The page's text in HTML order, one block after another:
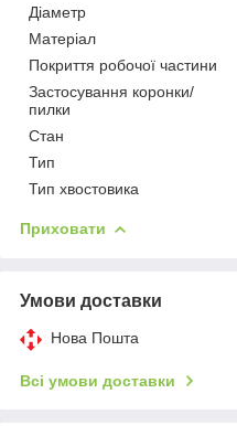
Діаметр
Матеріал
Покриття робочої частини
Застосування коронки/
пилки
Стан
Тип
Тип хвостовика
Приховати
Умови доставки
Нова Пошта
Всі умови доставки